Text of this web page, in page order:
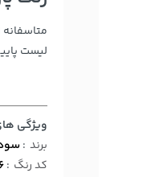
لیست
ویژگی
برند :
کد رنگ :